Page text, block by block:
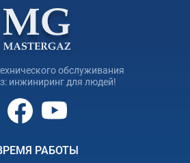
обслуживания
инжиниринг для людей!
РАБОТЫ